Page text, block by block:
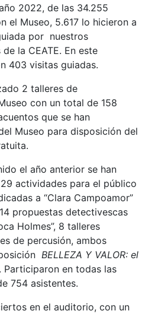
2022, de las 34.255
el Museo, 5.617 lo hicieron a
por nuestros
la CEATE. En este
403 visitas guiadas.
2 talleres de
con un total de 158
que se han
Museo para disposición del
el año anterior se han
actividades para el público
a “Clara Campoamor”
propuestas detectivescas
Holmes”, 8 talleres
de percusión, ambos
BELLEZA Y VALOR: el
. Participaron en todas las
754 asistentes.
en el auditorio, con un